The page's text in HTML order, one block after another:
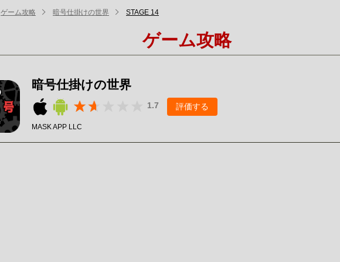
ゲーム攻略 暗号仕掛けの世界 STAGE 14
ゲーム攻略
暗号仕掛けの世界
1.7 評価する
MASK APP LLC